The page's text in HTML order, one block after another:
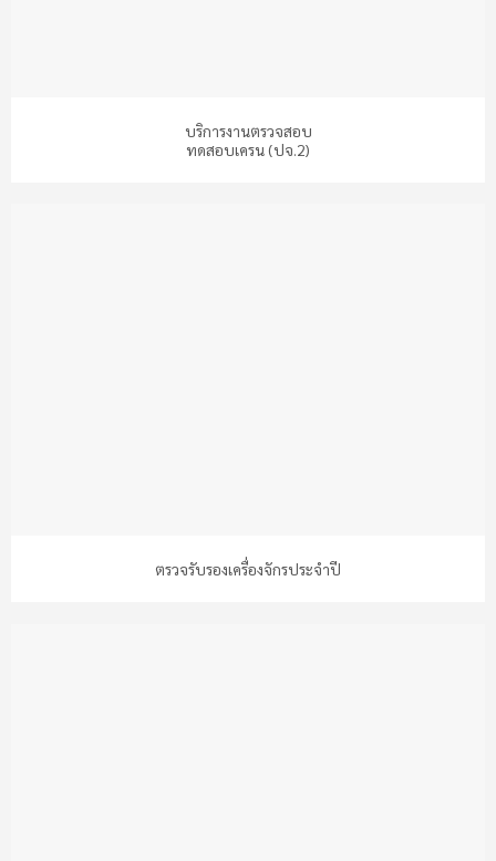
บริการงานตรวจสอบ
ทดสอบเครน (ปจ.2)
ตรวจรับรองเครื่องจักรประจำปี